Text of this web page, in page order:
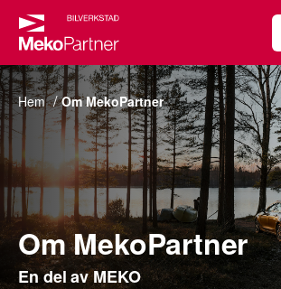
Våra tjänster
Hitta verkstad
Om MekoPartner
Hem Om MekoPartner
Om MekoPartner
En del av MEKO